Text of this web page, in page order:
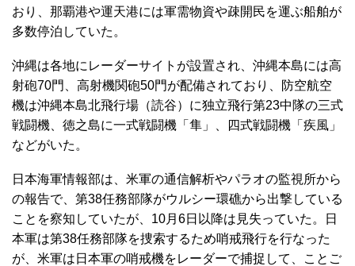
おり、那覇港や運天港には軍需物資や疎開民を運ぶ船舶が
多数停泊していた。
沖縄は各地にレーダーサイトが設置され、沖縄本島には高
射砲70門、高射機関砲50門が配備されており、防空航空
機は沖縄本島北飛行場（読谷）に独立飛行第23中隊の三式
戦闘機、徳之島に一式戦闘機「隼」、四式戦闘機「疾風」
などがいた。
日本海軍情報部は、米軍の通信解析やパラオの監視所から
の報告で、第38任務部隊がウルシー環礁から出撃している
ことを察知していたが、10月6日以降は見失っていた。日
本軍は第38任務部隊を捜索するため哨戒飛行を行なった
が、米軍は日本軍の哨戒機をレーダーで捕捉して、ことご